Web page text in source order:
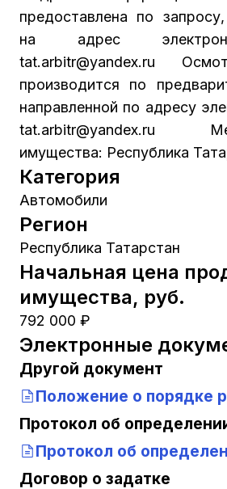
предоставлена по
на адрес
tat.arbitr@yandex.ru
производится по
направленной по адресу
tat.arbitr@yandex.ru
имущества: Республика
Категория
Автомобили
Регион
Республика Татарстан
Начальная цена
имущества, руб.
792 000 ₽
Электронные
Другой документ
Положение о порядке
Протокол об
Протокол об
Договор о задатке